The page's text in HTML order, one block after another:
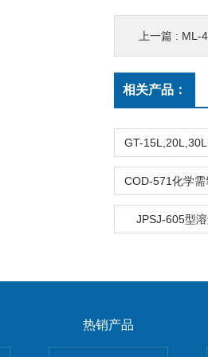
上一篇 : ML-
相关产品：
JPSJ-605型
热销产品